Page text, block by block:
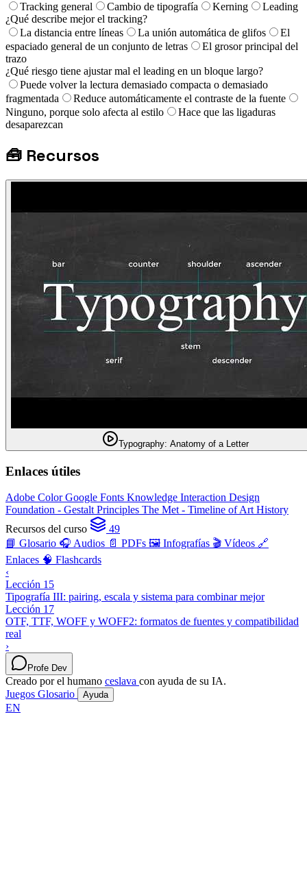
Tracking general
Cambio de tipografía Kerning
Leading
¿Qué describe mejor el tracking?
La distancia entre líneas
La unión automática de glifos
El
espaciado general de un conjunto de letras
El grosor principal del
trazo
¿Qué riesgo tiene ajustar mal el leading en un bloque largo?
Puede volver la lectura demasiado compacta o demasiado
fragmentada
Reduce automáticamente el contraste de la fuente
Ninguno, porque solo afecta al estilo
Hace que las ligaduras
desaparezcan
🧰 Recursos
Typography: Anatomy of a Letter
Enlaces útiles
Adobe ColorGoogle Fonts Knowledge Interaction Design
Foundation - Gestalt Principles The Met - Timeline of Art History
Recursos del curso
49
📘 Glosario 🎧 Audios 📄 PDFs 🖼️ Infografías 🎬 Vídeos 🔗
Enlaces 🧠 Flashcards
‹
Lección 15
Tipografía III: pairing, escala y sistema para combinar mejor
Lección 17
OTF, TTF, WOFF y WOFF2: formatos de fuentes y compatibilidad
real
›
Profe Dev
Creado por el humano ceslava con ayuda de su IA.
Juegos Glosario Ayuda
EN